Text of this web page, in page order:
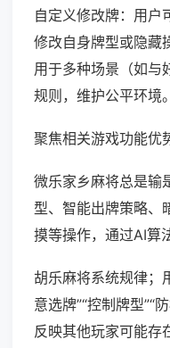
自定义修改牌：用户
修改自身牌型或隐藏
用于多种场景（如与
规则，维护公平环境。
聚焦相关游戏功能优
微乐家乡麻将总是输
型、智能出牌策略、
摸等操作，通过AI算
胡乐麻将系统规律；
意选牌”“控制牌型”“
反映其他玩家可能存